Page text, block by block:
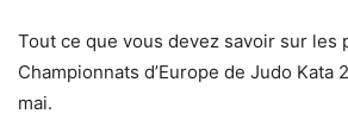
Tout ce que vous devez savoir sur les
Championnats d’Europe de Judo Kata
mai.